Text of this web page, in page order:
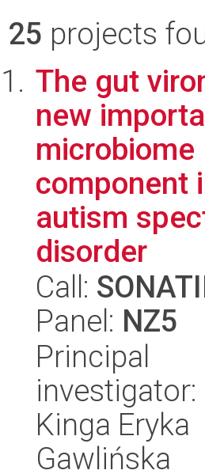
25 projects
The gut
new
microbiome
component
autism
disorder
Call:
Panel: NZ5
Principal
investigator:
Kinga Eryka
Gawlińska